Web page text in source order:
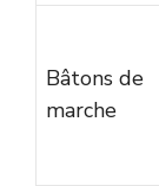
Bâtons de
marche